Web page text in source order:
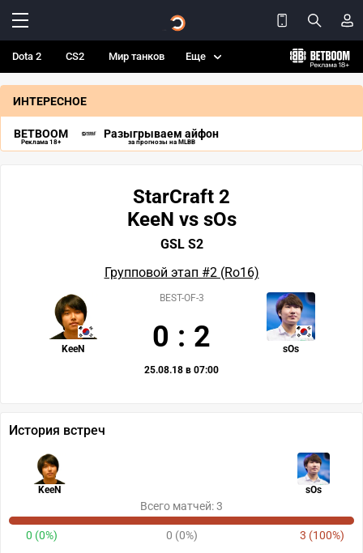
Dota 2 CS2 Мир танков Еще
ИНТЕРЕСНОЕ
BETBOOM
Реклама 18+
Разыгрываем айфон
за прогнозы на MLBB
StarCraft 2
KeeN vs sOs
GSL S2
Групповой этап #2 (Ro16)
KeeN sOs
BEST-OF-3
0 : 2
25.08.18 в 07:00
История встреч
KeeN sOs
Всего матчей: 3
0 (0%) 0 (0%) 3 (100%)